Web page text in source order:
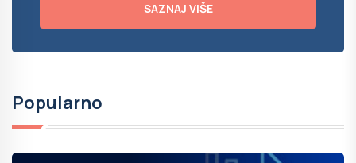
SAZNAJ VIŠE
Popularno